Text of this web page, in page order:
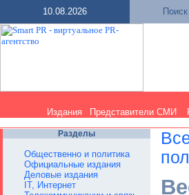
10.08.2026
Издания Представители СМИ
Разделы
Общественно и политика
Официальные издания
Деловые издания
IT, Интернет